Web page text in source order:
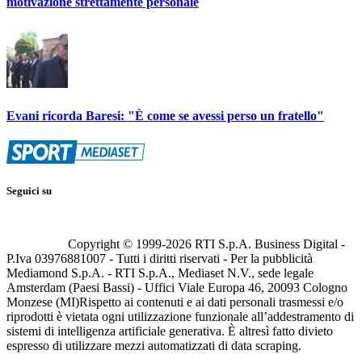
Evani ricorda Baresi: "È come se avessi perso un fratello"
Seguici su
Copyright © 1999-2026 RTI S.p.A. Business Digital -
P.Iva 03976881007 - Tutti i diritti riservati - Per la pubblicità
Mediamond S.p.A. - RTI S.p.A., Mediaset N.V., sede legale
Amsterdam (Paesi Bassi) - Uffici Viale Europa 46, 20093 Cologno
Monzese (MI)Rispetto ai contenuti e ai dati personali trasmessi e/o
riprodotti è vietata ogni utilizzazione funzionale all’addestramento di
sistemi di intelligenza artificiale generativa. È altresì fatto divieto
espresso di utilizzare mezzi automatizzati di data scraping.